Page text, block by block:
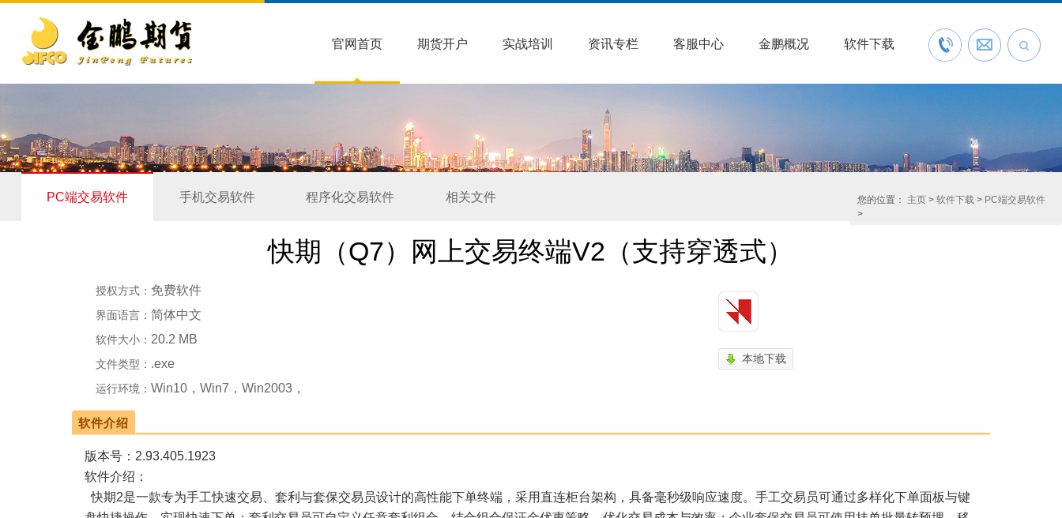
联系我们预约开户
官网首页 期货开户 实战培训 资讯专栏 客服中心 金鹏概况 软件下载
PC端交易软件 手机交易软件 程序化交易软件 相关文件 您的位置： 主页 >软件下载 > PC端交易软件
>
快期（Q7）网上交易终端V2（支持穿透式）
授权方式： 免费软件
界面语言：简体中文
软件大小： 20.2 MB
文件类型： .exe
运行环境：Win10，Win7，Win2003，
本地下载
软件介绍
版本号：2.93.405.1923
软件介绍：
快期2是一款专为手工快速交易、套利与套保交易员设计的高性能下单终端，采用直连柜台架构，具备毫秒级响应速度。手工交易员可通过多样化下单面板与键